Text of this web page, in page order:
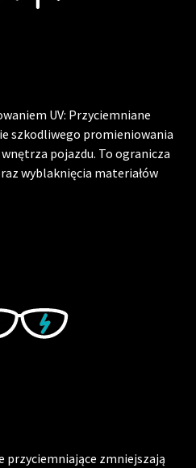
UV: Przyciemniane
szkodliwego promieniowania
pojazdu. To ogranicza
wyblaknięcia materiałów
przyciemniające zmniejszają